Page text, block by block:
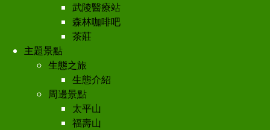
武陵醫療站
森林咖啡吧
茶莊
主題景點
生態之旅
生態介紹
周邊景點
太平山
福壽山